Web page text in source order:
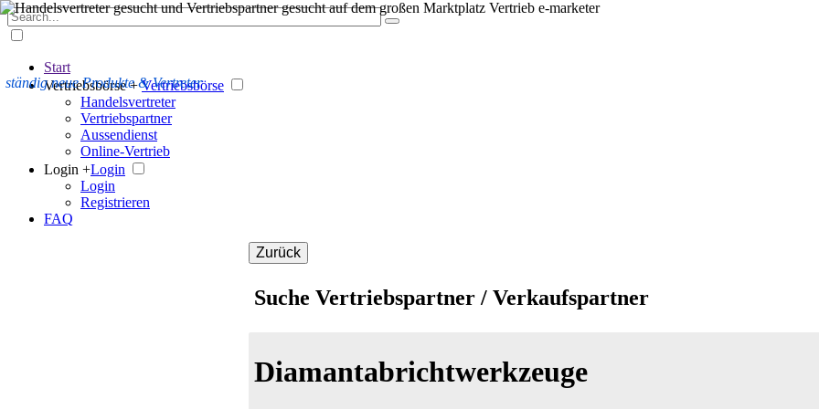
ständig neue Produkte & Vertreter
Start
Vertriebsbörse + Vertriebsbörse
Handelsvertreter
Vertriebspartner
Aussendienst
Online-Vertrieb
Login +Login
Login
Registrieren
FAQ
Zurück
Suche Vertriebspartner / Verkaufspartner
Diamantabrichtwerkzeuge